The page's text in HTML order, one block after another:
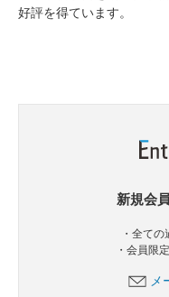
好評を得ています。
新規会
・全て
・会員限
メ